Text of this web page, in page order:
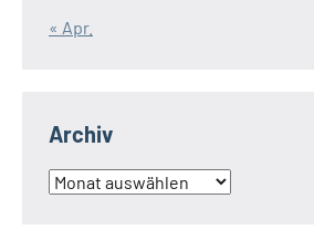
« Apr.
Archiv
Archiv